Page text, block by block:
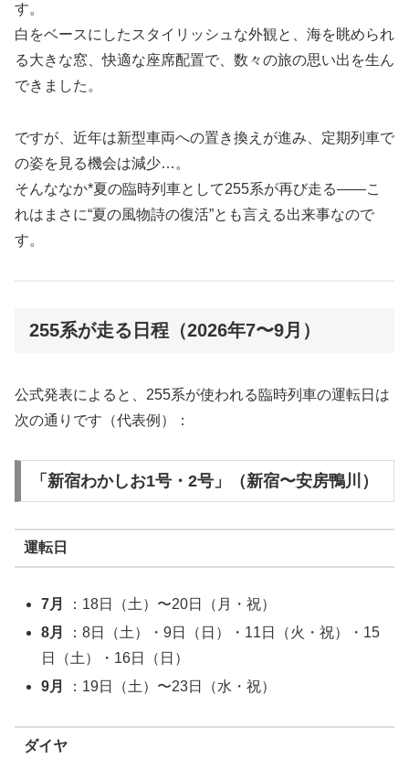
す。
白をベースにしたスタイリッシュな外観と、海を眺められ
る大きな窓、快適な座席配置で、数々の旅の思い出を生ん
できました。
ですが、近年は新型車両への置き換えが進み、定期列車で
の姿を見る機会は減少…。
そんななか*夏の臨時列車として255系が再び走る――こ
れはまさに“夏の風物詩の復活”とも言える出来事なので
す。
255系が走る日程（2026年7〜9月）
公式発表によると、255系が使われる臨時列車の運転日は
次の通りです（代表例）：
「新宿わかしお1号・2号」（新宿〜安房鴨川）
運転日
7月
：18日（土）〜20日（月・祝）
8月
：8日（土）・9日（日）・11日（火・祝）・15
日（土）・16日（日）
9月
：19日（土）〜23日（水・祝）
ダイヤ